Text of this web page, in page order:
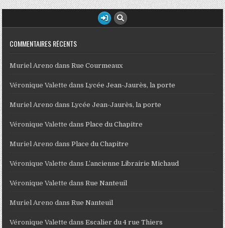
COMMENTAIRES RÉCENTS
Muriel Areno dansRue Courmeaux
Véronique Valette dansLycée Jean-Jaurès, la porte
Muriel Areno dansLycée Jean-Jaurès, la porte
Véronique Valette dansPlace du Chapitre
Muriel Areno dansPlace du Chapitre
Véronique Valette dansL’ancienne Librairie Michaud
Véronique Valette dansRue Nanteuil
Muriel Areno dansRue Nanteuil
Véronique Valette dansEscalier du 4 rue Thiers